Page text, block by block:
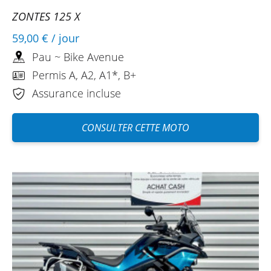
Très bonne moto et une excellente
journée ! Prise en charge rapide chez Bike
Avenue et idem pour le retour, merci à
vous !
DIDIER
Bon retour. Machine sympa, KTM 890. J'ai
passé une excellente journée. Bon
accueil. Je pense que je reviendrai pour
une prochaine location.
ZONTES 125 X
59,00 € / jour
Pau ~ Bike Avenue
Permis A, A2, A1*, B+
Assurance incluse
CONSULTER CETTE MOTO